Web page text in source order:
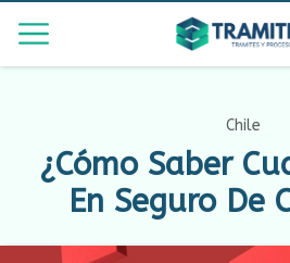
Chile
¿Cómo Saber
En Seguro De